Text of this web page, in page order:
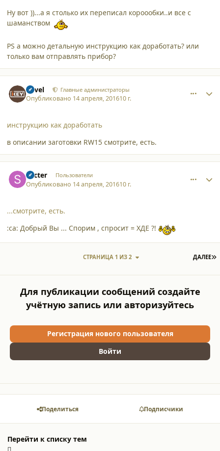
Ну вот ))...а я столько их переписал короообки..и все с
шаманством
PS а можно детальную инструкцию как доработать? или
только вам отправлять прибор?
Pavel Главные администраторы
Опубликовано 14 апреля, 201610 г.
инструкцию как доработать
в описании заготовки RW15 смотрите, есть.
Secter Пользователи
Опубликовано 14 апреля, 201610 г.
...смотрите, есть.
:ca: Добрый Вы ... Спорим , спросит = ХДЕ ?!
ДАЛЕЕ
СТРАНИЦА 1 ИЗ 2
Для публикации сообщений создайте
учётную запись или авторизуйтесь
Регистрация нового пользователя
Войти
Поделиться Подписчики
Перейти к списку тем